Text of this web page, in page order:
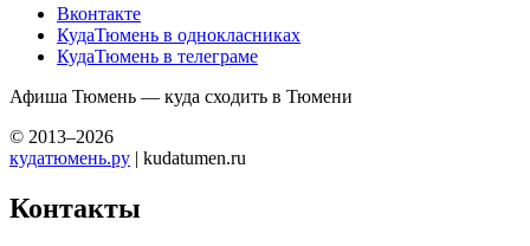
Вконтакте
КудаТюмень в однокласниках
КудаТюмень в телеграме
Афиша Тюмень — куда сходить в Тюмени
© 2013–2026
кудатюмень.ру | kudatumen.ru
Контакты